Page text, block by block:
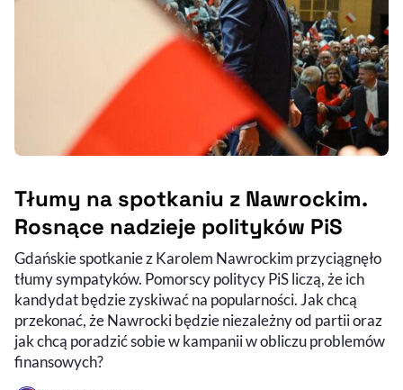
Tłumy na spotkaniu z Nawrockim.
Rosnące nadzieje polityków PiS
Gdańskie spotkanie z Karolem Nawrockim przyciągnęło
tłumy sympatyków. Pomorscy politycy PiS liczą, że ich
kandydat będzie zyskiwać na popularności. Jak chcą
przekonać, że Nawrocki będzie niezależny od partii oraz
jak chcą poradzić sobie w kampanii w obliczu problemów
finansowych?